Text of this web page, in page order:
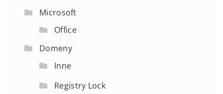
Microsoft
Office
Domeny
Inne
Registry Lock